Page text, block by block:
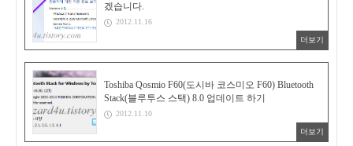
겠습니다.
2012.11.16
더보기
Toshiba Qosmio F60(도시바 코스미오 F60) Bluetooth
Stack(블루투스 스택) 8.0 업데이트 하기
2012.11.10
더보기